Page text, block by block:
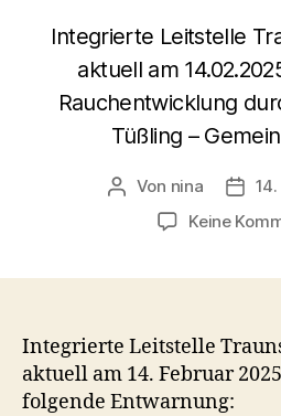
Integrierte Leitstelle
aktuell am
Rauchentwicklung
Tüßling –
Beitragsautor
Von nina
Keine
Integrierte Leitstelle
aktuell am 14. Februar
folgende Entwarnung: